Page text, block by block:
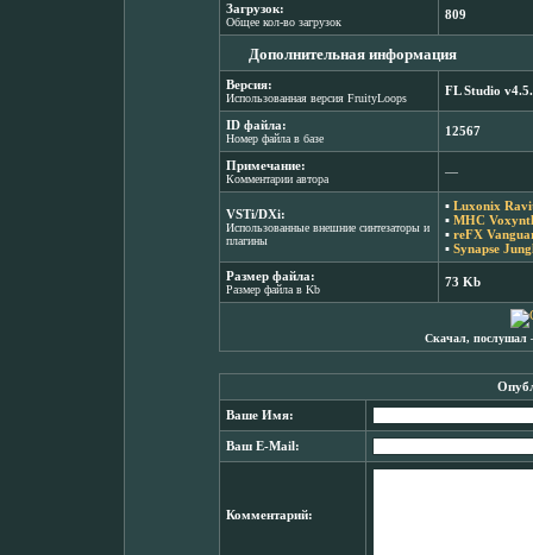
Загрузок:
Общее кол-во загрузок
809
Дополнительная информация
Версия:
Использованная версия FruityLoops
FL Studio
ID файла:
Номер файла в базе
12567
Примечание:
Комментарии автора
―
VSTi/DXi:
Использованные внешние синтезаторы и
плагины
▪ Luxonix
▪ MHC
▪ reFX
▪ Synapse
Размер файла:
Размер файла в Kb
73 Kb
Скачал, послушал
Ваше Имя:
Ваш E-Mail:
Комментарий: